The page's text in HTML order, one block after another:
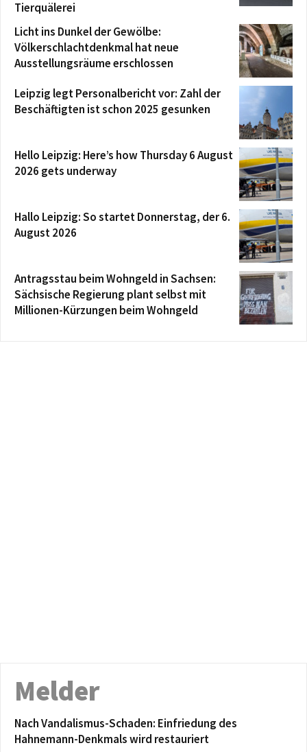
Tierquälerei
Licht ins Dunkel der Gewölbe:
Völkerschlachtdenkmal hat neue
Ausstellungsräume erschlossen
Leipzig legt Personalbericht vor: Zahl der
Beschäftigten ist schon 2025 gesunken
Hello Leipzig: Here’s how Thursday 6 August
2026 gets underway
Hallo Leipzig: So startet Donnerstag, der 6.
August 2026
Antragsstau beim Wohngeld in Sachsen:
Sächsische Regierung plant selbst mit
Millionen-Kürzungen beim Wohngeld
Melder
Nach Vandalismus-Schaden: Einfriedung des
Hahnemann-Denkmals wird restauriert